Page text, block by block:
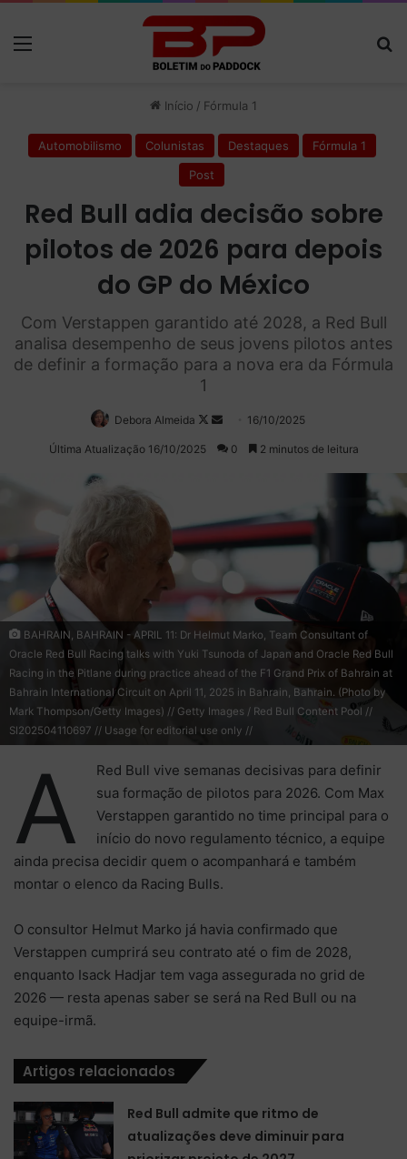
Início / Fórmula 1
Automobilismo Colunistas Destaques
Fórmula 1
Post
Red Bull adia decisão sobre
pilotos de 2026 para depois
do GP do México
Com Verstappen garantido até 2028, a Red Bull
analisa desempenho de seus jovens pilotos antes
de definir a formação para a nova era da Fórmula
1
Debora Almeida
Follow
on
Mande
um
16/10/2025
Última Atualização 16/10/2025 0 2 minutos de leitura
BAHRAIN, BAHRAIN - APRIL 11: Dr Helmut Marko, Team Consultant of
Oracle Red Bull Racing talks with Yuki Tsunoda of Japan and Oracle Red Bull
Racing in the Pitlane during practice ahead of the F1 Grand Prix of Bahrain at
Bahrain International Circuit on April 11, 2025 in Bahrain, Bahrain. (Photo by
Mark Thompson/Getty Images) // Getty Images / Red Bull Content Pool //
SI202504110697 // Usage for editorial use only //
A
Red Bull vive semanas decisivas para definir
sua formação de pilotos para 2026. Com Max
Verstappen garantido no time principal para o
início do novo regulamento técnico, a equipe
ainda precisa decidir quem o acompanhará e também
montar o elenco da Racing Bulls.
O consultor Helmut Marko já havia confirmado que
Verstappen cumprirá seu contrato até o fim de 2028,
enquanto Isack Hadjar tem vaga assegurada no grid de
2026 — resta apenas saber se será na Red Bull ou na
equipe-irmã.
Artigos relacionados
Red Bull admite que ritmo de
atualizações deve diminuir para